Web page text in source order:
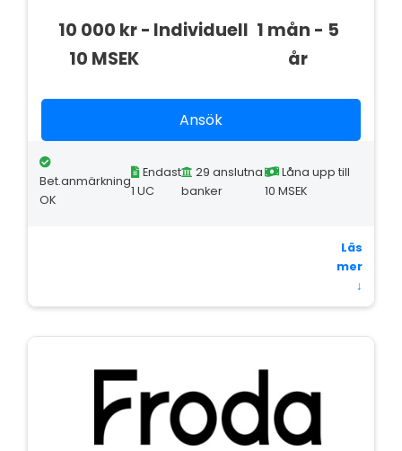
10 000 kr -
10 MSEK
Individuell 1 mån - 5
år
Ansök
Bet.anmärkning
OK
Endast
1 UC
29 anslutna
banker
Låna upp till
10 MSEK
Läs
mer
↓